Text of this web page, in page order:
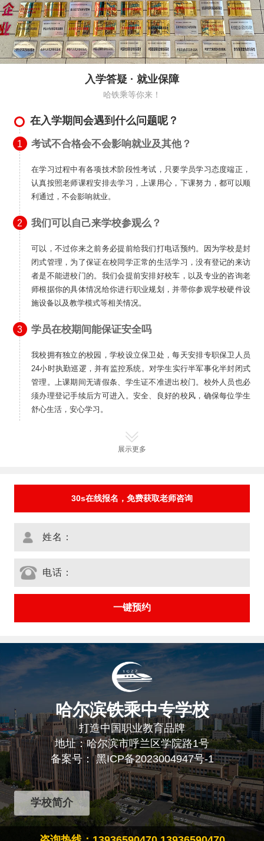
入学答疑 · 就业保障
哈铁乘等你来！
在入学期间会遇到什么问题呢？
考试不合格会不会影响就业及其他？
1
在学习过程中有各项技术阶段性考试，只要学员学习态度端正，
认真按照老师课程安排去学习，上课用心，下课努力，都可以顺
利通过，不会影响就业。
我们可以自己来学校参观么？
2
可以，不过你来之前务必提前给我们打电话预约。因为学校是封
闭式管理，为了保证在校同学正常的生活学习，没有登记的来访
者是不能进校门的。我们会提前安排好校车，以及专业的咨询老
师根据你的具体情况给你进行职业规划，并带你参观学校硬件设
施设备以及教学模式等相关情况。
学员在校期间能保证安全吗
3
我校拥有独立的校园，学校设立保卫处，每天安排专职保卫人员
24小时执勤巡逻，并有监控系统。对学生实行半军事化半封闭式
管理。上课期间无请假条、学生证不准进出校门。校外人员也必
须办理登记手续后方可进入。安全、良好的校风，确保每位学生
舒心生活，安心学习。
展示更多
30s在线报名，免费获取老师咨询
姓名：
电话：
哈尔滨铁乘中专学校
打造中国职业教育品牌
地址：哈尔滨市呼兰区学院路1号
备案号：黑ICP备2023004947号-1
学校简介